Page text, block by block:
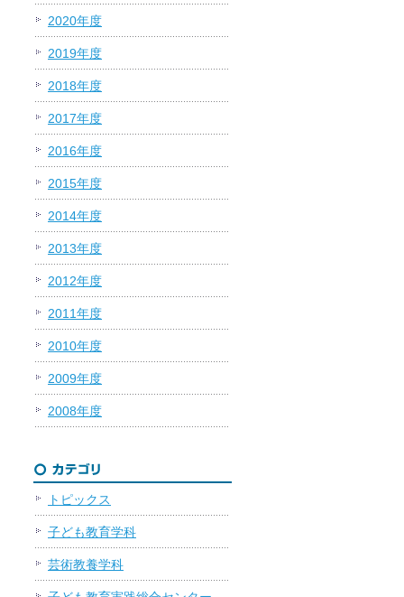
2020年度
2019年度
2018年度
2017年度
2016年度
2015年度
2014年度
2013年度
2012年度
2011年度
2010年度
2009年度
2008年度
トピックス
子ども教育学科
芸術教養学科